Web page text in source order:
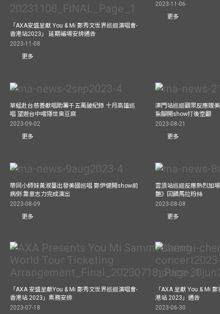
「AXA安盛呈獻 You & Mi 鄭秀文世界巡迴演唱會-
香港站2023」 延期補場安排通告
2023-11-08
更多
2023-11-06
更多
草蜢赴台慈善獻唱助籌千五萬破紀錄 十月高雄巡
唱 望遊台中嚐隱世臭豆腐
2023-09-02
更多
澳門站巡迴觀眾反應媲
紥腳開show打後空翻
2023-08-21
更多
帶同小師妹黃淑蔓出發美國巡唱 鄭伊健開show前
病倒 靠意志力完成演出
2023-08-09
更多
雲頂站巡迴反應熱烈加
艷》回饋馬拉粉絲
2023-08-08
更多
「AXA 安盛呈獻You & Mi 鄭秀文世界巡迴演唱會-
香港站 2023」票務安排
2023-07-18
「AXA 呈獻 You & Mi
港站 2023」通告
2023-06-30